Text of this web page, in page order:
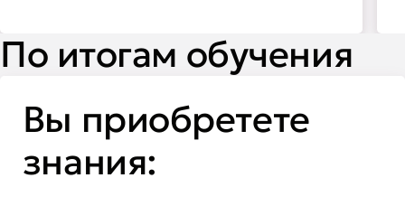
По итогам обучения
Вы приобретете
знания: